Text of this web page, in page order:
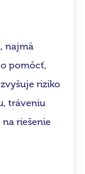
najmä
pomôcť,
riziko
tráveniu
riešenie